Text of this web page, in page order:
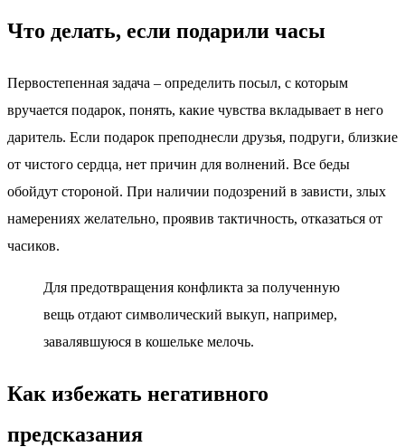
Что делать, если подарили часы
Первостепенная задача – определить посыл, с которым
вручается подарок, понять, какие чувства вкладывает в него
даритель. Если подарок преподнесли друзья, подруги, близкие
от чистого сердца, нет причин для волнений. Все беды
обойдут стороной. При наличии подозрений в зависти, злых
намерениях желательно, проявив тактичность, отказаться от
часиков.
Для предотвращения конфликта за полученную
вещь отдают символический выкуп, например,
завалявшуюся в кошельке мелочь.
Как избежать негативного
предсказания